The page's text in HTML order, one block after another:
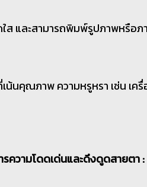
ส และสามารถพิมพ์รูปภาพหรือ
เน้นคุณภาพ ความหรูหรา เช่น เ
ความโดดเด่นและดึงดูดสายตา :